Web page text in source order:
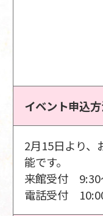
イベント申込
2月15日より、
能です。
来館受付 9:30
電話受付